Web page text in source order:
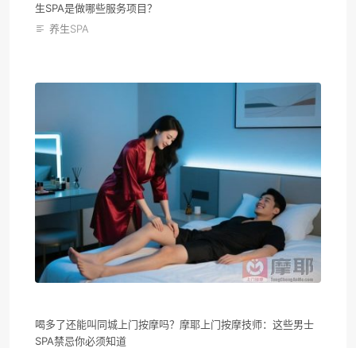
生SPA是做哪些服务项目？
养生SPA
喝多了还能叫同城上门按摩吗？摩耶上门按摩技师：这些男士
SPA禁忌你必须知道